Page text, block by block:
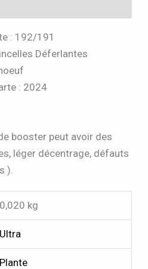
: 192/191
Déferlantes
: 2024
booster peut avoir des
léger décentrage, défauts
).
0,020 kg
Ultra
Plante